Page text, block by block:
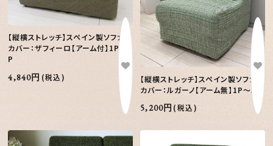
【縦横ストレッチ】スペイン製ソファー
カバー：ザフィーロ【アーム付】1P-2
P
4,840円 (税込)
【縦横ストレッチ】スペイン製ソファー
カバー：ルガーノ【アーム無】1P～3P
5,200円 (税込)